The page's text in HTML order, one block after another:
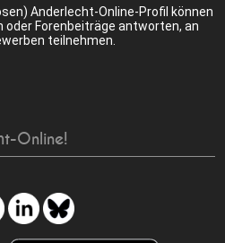
Anderlecht-Online-Profil können
oder Forenbeiträge antworten, an
teilnehmen.
Online!